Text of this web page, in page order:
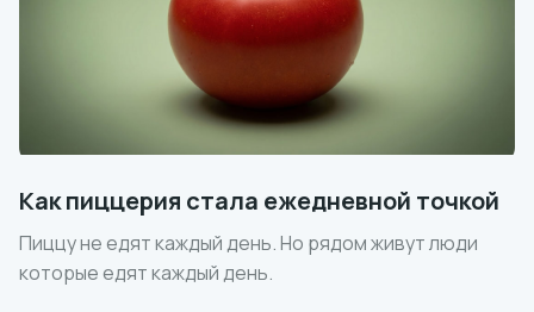
Как пиццерия стала ежедневной точкой
Пиццу не едят каждый день. Но рядом живут люди
которые едят каждый день.